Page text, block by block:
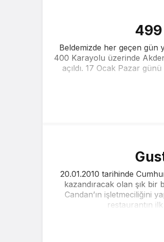
499
Beldemizde her geçen gün
400 Karayolu üzerinde
açıldı. 17 Ocak Pazar
20.01.2010 tarihinde
kazandıracak olan şık bir
Candan’ın işletmeciliğini
restaurantın ilk